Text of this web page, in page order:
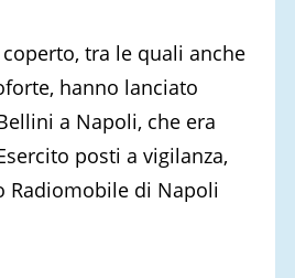
tra le quali anche
hanno lanciato
a Napoli, che era
posti a vigilanza,
Radiomobile di Napoli